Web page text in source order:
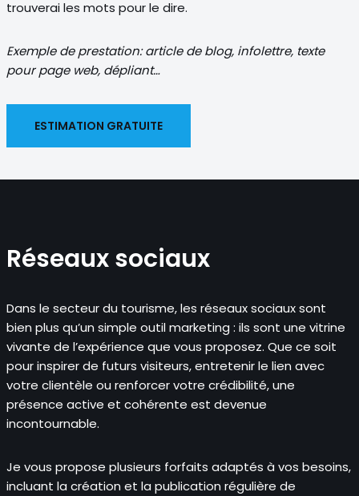
trouverai les mots pour le dire.
Exemple de prestation: article de blog, infolettre, texte
pour page web, dépliant…
ESTIMATION GRATUITE
Réseaux sociaux
Dans le secteur du tourisme, les réseaux sociaux sont
bien plus qu’un simple outil marketing : ils sont une vitrine
vivante de l’expérience que vous proposez. Que ce soit
pour inspirer de futurs visiteurs, entretenir le lien avec
votre clientèle ou renforcer votre crédibilité, une
présence active et cohérente est devenue
incontournable.
Je vous propose plusieurs forfaits adaptés à vos besoins,
incluant la création et la publication régulière de